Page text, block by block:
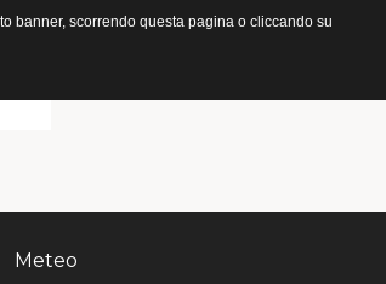
Meteo
banner, scorrendo questa pagina o cliccando su